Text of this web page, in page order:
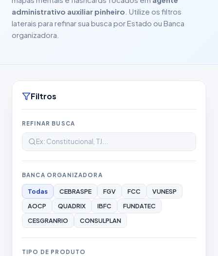
administrativo auxiliar pinheiro . Utilize os filtros
laterais para refinar sua busca por Estado ou Banca
organizadora.
Filtros
REFINAR BUSCA
BANCA ORGANIZADORA
Todas CEBRASPE FGV FCC
VUNESP
AOCP
QUADRIX IBFC
FUNDATEC
CESGRANRIO
CONSULPLAN
TIPO DE PRODUTO